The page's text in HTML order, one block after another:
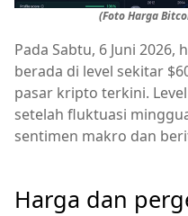
(Foto Harga
Pada Sabtu, 6 Juni 2026,
berada di level sekitar
pasar kripto terkini.
setelah fluktuasi
sentimen makro dan
Harga dan